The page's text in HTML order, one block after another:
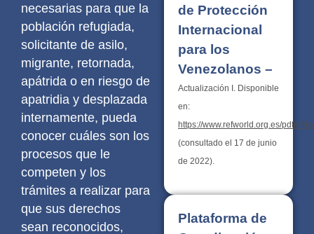
necesarias para que la
población refugiada,
solicitante de asilo,
migrante, retornada,
apátrida o en riesgo de
apatridia y desplazada
internamente, pueda
conocer cuáles son los
procesos que le
competen y los
trámites a realizar para
que sus derechos
sean reconocidos,
de Protección
Internacional
para los
Venezolanos –
Actualización I. Disponible
en:
https://www.refworld.org.es/pdfid/
(consultado el 17 de junio
de 2022).
Plataforma de